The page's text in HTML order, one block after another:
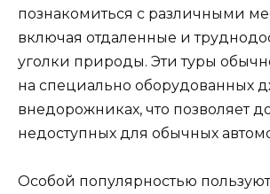
познакомиться с различными
включая отдаленные и
уголки природы. Эти туры
на специально оборудованных
внедорожниках, что позволяет
недоступных для обычных
Особой популярностью